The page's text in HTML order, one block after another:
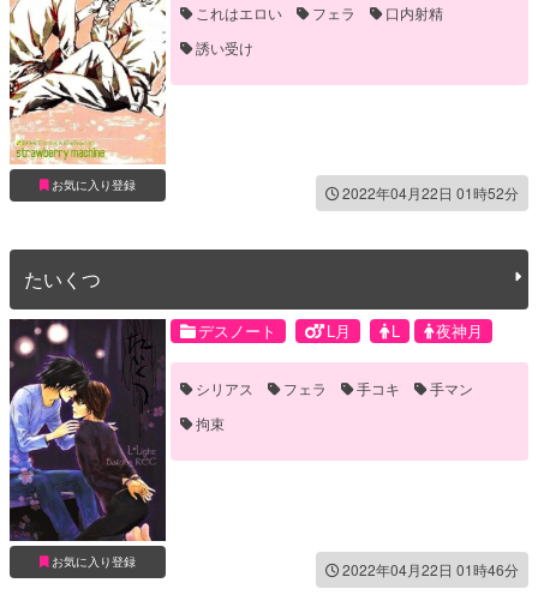
お気に入り登録
これはエロい フェラ
口内射精
誘い受け
2022年04月22日 01時52分
たいくつ
お気に入り登録
デスノート L月 L 夜神月
シリアス フェラ 手コキ
手マン
拘束
2022年04月22日 01時46分